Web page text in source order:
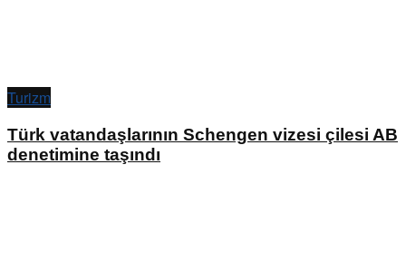
Turizm
Türk vatandaşlarının Schengen vizesi çilesi AB
denetimine taşındı